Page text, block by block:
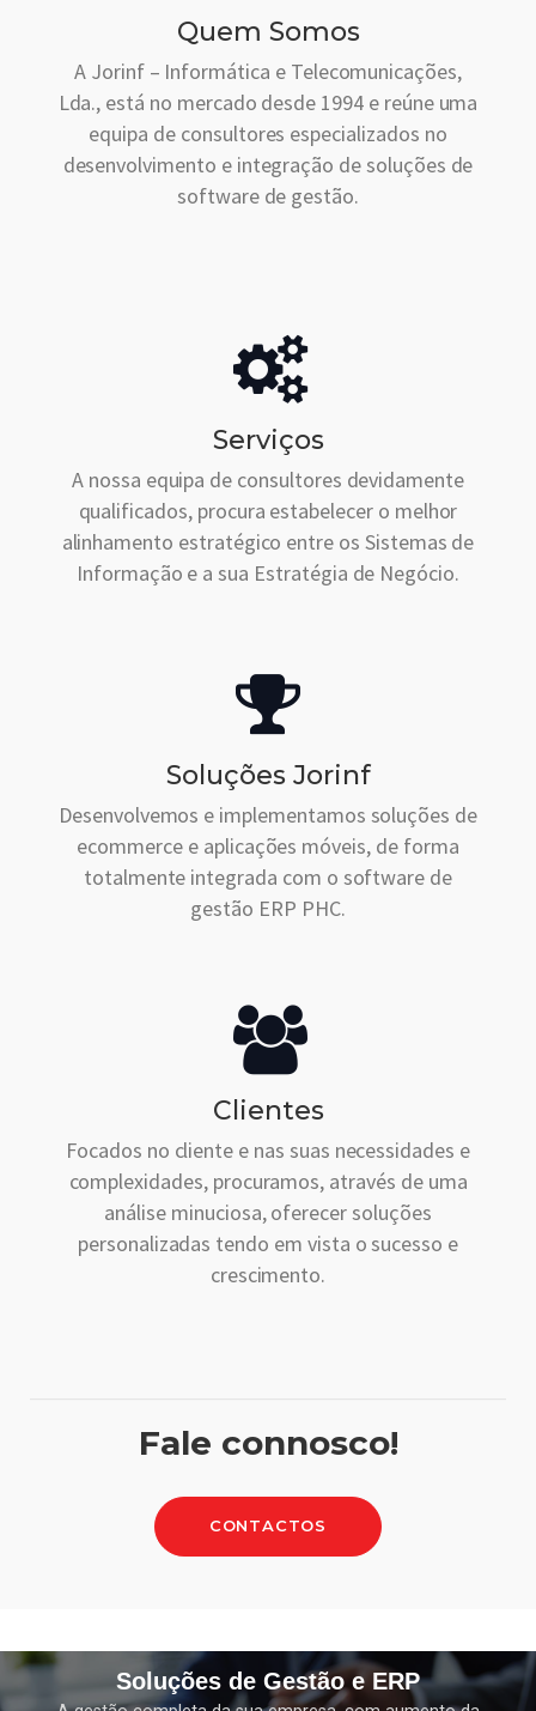
Quem Somos
A Jorinf – Informática e Telecomunicações,
Lda., está no mercado desde 1994 e reúne uma
equipa de consultores especializados no
desenvolvimento e integração de soluções de
software de gestão.
Serviços
A nossa equipa de consultores devidamente
qualificados, procura estabelecer o melhor
alinhamento estratégico entre os Sistemas de
Informação e a sua Estratégia de Negócio.
Soluções Jorinf
Desenvolvemos e implementamos soluções de
ecommerce e aplicações móveis, de forma
totalmente integrada com o software de
gestão ERP PHC.
Clientes
Focados no cliente e nas suas necessidades e
complexidades, procuramos, através de uma
análise minuciosa, oferecer soluções
personalizadas tendo em vista o sucesso e
crescimento.
Fale connosco!
CONTACTOS
Soluções de Gestão e ERP